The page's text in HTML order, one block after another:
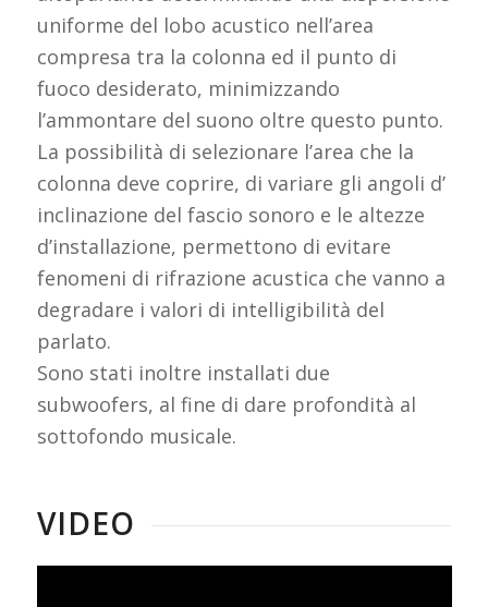
uniforme del lobo acustico nell’area
compresa tra la colonna ed il punto di
fuoco desiderato, minimizzando
l’ammontare del suono oltre questo punto.
La possibilità di selezionare l’area che la
colonna deve coprire, di variare gli angoli d’
inclinazione del fascio sonoro e le altezze
d’installazione, permettono di evitare
fenomeni di rifrazione acustica che vanno a
degradare i valori di intelligibilità del
parlato.
Sono stati inoltre installati due
subwoofers, al fine di dare profondità al
sottofondo musicale.
VIDEO